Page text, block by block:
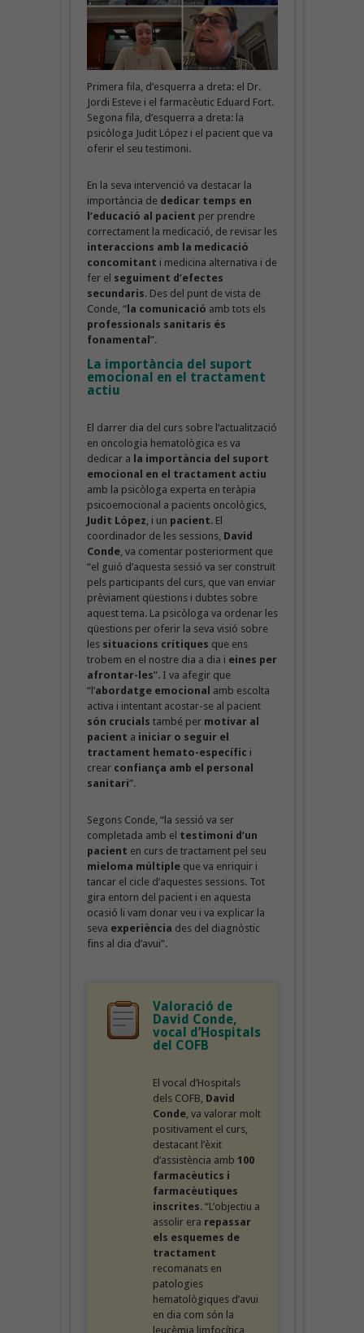
Primera fila, d’esquerra a dreta: el Dr.
Jordi Esteve i el farmacèutic Eduard Fort.
Segona fila, d’esquerra a dreta: la
psicòloga Judit López i el pacient que va
oferir el seu testimoni.
En la seva intervenció va destacar la
importància de dedicar temps en
l’educació al pacient per prendre
correctament la medicació, de revisar les
interaccions amb la medicació
concomitant i medicina alternativa i de
fer el seguiment d’efectes
secundaris. Des del punt de vista de
Conde, “la comunicació amb tots els
professionals sanitaris és
fonamental ”.
La importància del suport
emocional en el tractament
actiu
El darrer dia del curs sobre l’actualització
en oncologia hematològica es va
dedicar a la importància del suport
emocional en el tractament actiu
amb la psicòloga experta en teràpia
psicoemocional a pacients oncològics,
Judit López, i un pacient. El
coordinador de les sessions, David
Conde, va comentar posteriorment que
“el guió d’aquesta sessió va ser construït
pels participants del curs, que van enviar
prèviament qüestions i dubtes sobre
aquest tema. La psicòloga va ordenar les
qüestions per oferir la seva visió sobre
les situacions crítiques que ens
trobem en el nostre dia a dia i eines per
afrontar-les”. I va afegir que
“l’abordatge emocional amb escolta
activa i intentant acostar-se al pacient
són crucials també per motivar al
pacient a iniciar o seguir el
tractament hemato-específic i
crear confiança amb el personal
sanitari”.
Segons Conde, “la sessió va ser
completada amb el testimoni d’un
pacient en curs de tractament pel seu
mieloma múltipleque va enriquir i
tancar el cicle d’aquestes sessions. Tot
gira entorn del pacient i en aquesta
ocasió li vam donar veu i va explicar la
seva experiència des del diagnòstic
fins al dia d’avui”.
Valoració de
David Conde,
vocal d’Hospitals
del COFB
El vocal d’Hospitals
dels COFB, David
Conde, va valorar molt
positivament el curs,
destacant l’èxit
d’assistència amb 100
farmacèutics i
farmacèutiques
inscrites. “L’objectiu a
assolir era repassar
els esquemes de
tractament
recomanats en
patologies
hematològiques d’avui
en dia com són la
leucèmia limfocítica